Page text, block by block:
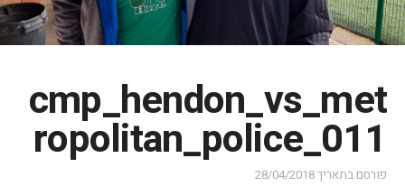
cmp_hendon_vs_met
ropolitan_police_011
פורסם בתאריך28/04/2018